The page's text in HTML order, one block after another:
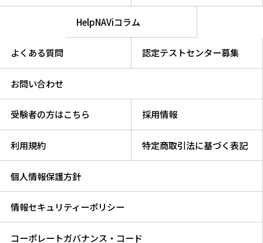
HelpNAViコラム
よくある質問 認定テストセンター募集
お問い合わせ
受験者の方はこちら 採用情報
利用規約 特定商取引法に基づく表記
個人情報保護方針
情報セキュリティーポリシー
コーポレートガバナンス・コード